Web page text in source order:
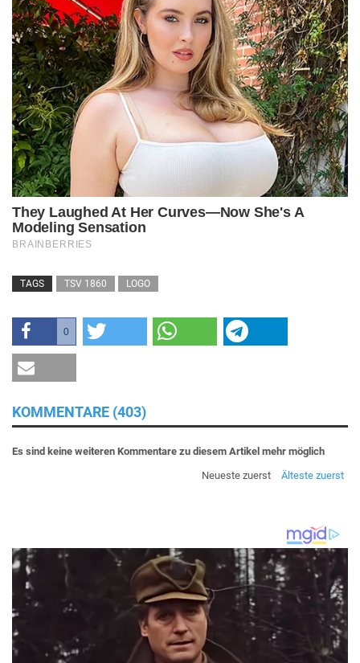
TAGS TSV 1860 LOGO
0
KOMMENTARE (403)
Es sind keine weiteren Kommentare zu diesem Artikel mehr möglich
Neueste zuerst
Älteste zuerst